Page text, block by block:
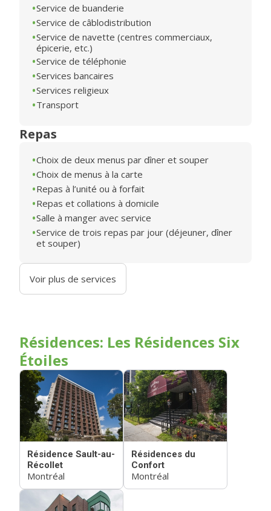
Service de buanderie
Service de câblodistribution
Service de navette (centres commerciaux,
épicerie, etc.)
Service de téléphonie
Services bancaires
Services religieux
Transport
Repas
Choix de deux menus par dîner et souper
Choix de menus à la carte
Repas à l’unité ou à forfait
Repas et collations à domicile
Salle à manger avec service
Service de trois repas par jour (déjeuner, dîner
et souper)
Voir plus de services
Résidences: Les Résidences Six
Étoiles
Résidence Sault-au-
Récollet
Montréal
Résidences du
Confort
Montréal